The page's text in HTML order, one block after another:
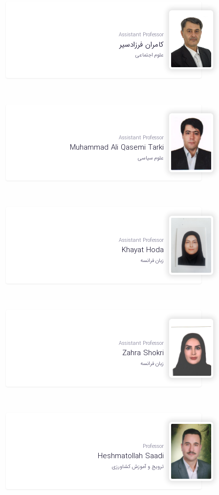
Assistant Professor
كامران فرزادسير
علوم اجتماعی
Assistant Professor
Muhammad Ali Qasemi Tarki
علوم سیاسی
Assistant Professor
Khayat Hoda
زبان فرانسه
Assistant Professor
Zahra Shokri
زبان فرانسه
Professor
Heshmatollah Saadi
ترویج و آموزش کشاورزی